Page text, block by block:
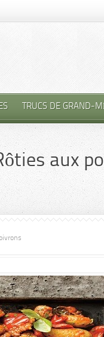
TRUCS DE GRAND-
aux